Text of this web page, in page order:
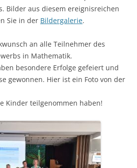
Bilder aus diesem ereignisreichen
Sie in der Bildergalerie.
an alle Teilnehmer des
in Mathematik.
besondere Erfolge gefeiert und
gewonnen. Hier ist ein Foto von der
Kinder teilgenommen haben!